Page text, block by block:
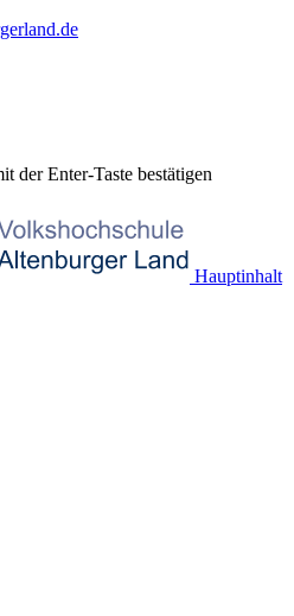
der Enter-Taste bestätigen
Hauptinhalt